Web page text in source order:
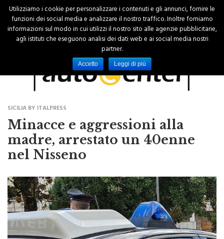
SICILIA BY ITALPRESS
Minacce e aggressioni alla
madre, arrestato un 40enne
Utilizziamo i cookie per personalizzare i contenuti e gli annunci, fornire le
funzioni dei social media e analizzare il nostro traffico. Inoltre forniamo
informazioni sul modo in cui utilizzi il nostro sito alle agenzie pubblicitarie,
agli istituti che eseguono analisi dei dati web e ai social media nostri
partner.
Accetto Leggi di più